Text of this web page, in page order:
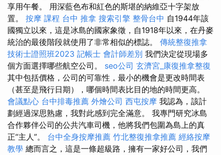
享用午餐。 用深藍色布和紅色的斯堪的納維亞十字架放
置。 按摩 課程 台中 推拿 搜索引擎 整骨台中 自1944年該
國獨立以來，這是冰島的國家象徵，自1918年以來，在丹麥
統治的最後階段就使用了非常相似的標誌。 傳統整復推拿
技術士證照班2023 記帳士 會計師差別 我們決定從現場多
個方面選擇哪些航空公司。 seo公司 玄濟宮_康復推拿整復
其中包括價格，公司的可靠性，最小的機會是更改時間表
（甚至是飛行日期），哪個時間表比目的地的時間更高。
會議點心 台中排毒推薦 外燴公司 西屯按摩 我認為，該計
劃經過深思熟慮，我對此感到完全滿意。 我專門研究冰島
合作夥伴公司的公共汽車司機，他將我們包圍為島上的真
正“主人”。 台中全身按摩推薦 竹北整復推拿推薦 經絡按摩
教學 總而言之，這是一條超級路，擁有一家好公司，我們